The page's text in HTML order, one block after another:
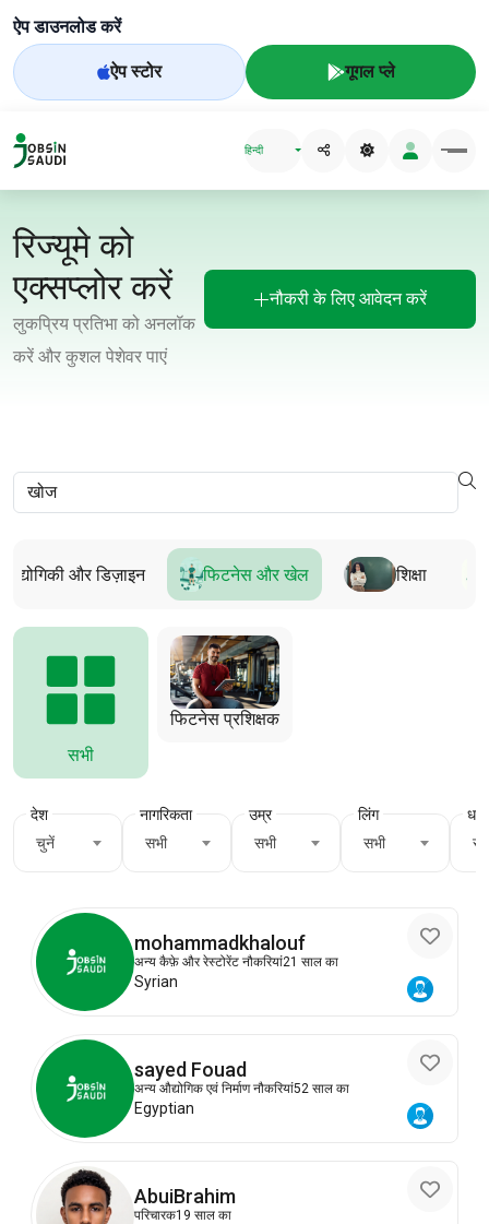
ऐप डाउनलोड करें
ऐप स्टोर गूगल प्ले
हिन्दी
रिज्यूमे को
एक्सप्लोर करें
लुकप्रिय प्रतिभा को अनलॉक
करें और कुशल पेशेवर पाएं
नौकरी के लिए आवेदन करें
और डिज़ाइन फिटनेस और खेल शिक्षा
सभी
फिटनेस प्रशिक्षक
देश
चुनें
नागरिकता
सभी
उम्र
सभी
लिंग
सभी
धर्म
mohammadkhalouf
अन्य कैफ़े और रेस्टोरेंट नौकरियां21 साल का
Syrian
sayed Fouad
अन्य औद्योगिक एवं निर्माण नौकरियां52 साल का
Egyptian
AbuiBrahim
परिचारक19 साल का